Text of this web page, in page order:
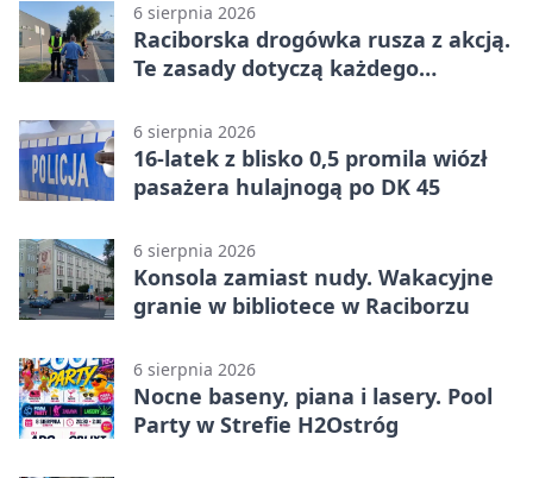
6 sierpnia 2026
Raciborska drogówka rusza z akcją.
Te zasady dotyczą każdego
6 sierpnia 2026
16-latek z blisko 0,5 promila wiózł
pasażera hulajnogą po DK 45
6 sierpnia 2026
Konsola zamiast nudy. Wakacyjne
granie w bibliotece w Raciborzu
6 sierpnia 2026
Nocne baseny, piana i lasery. Pool
Party w Strefie H2Ostróg